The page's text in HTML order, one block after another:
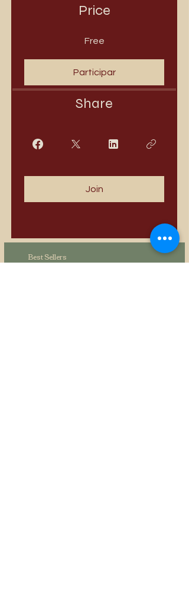
Price
Free
Participar
Share
Join
Best Sellers